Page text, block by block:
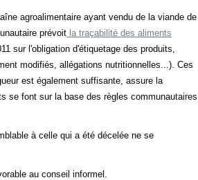
agroalimentaire ayant vendu de la viande de
prévoit la traçabilité des aliments
sur l'obligation d'étiquetage des produits,
modifiés, allégations nutritionnelles...). Ces
est également suffisante, assure la
se font sur la base des règles communautaires
à celle qui a été décelée ne se
au conseil informel.